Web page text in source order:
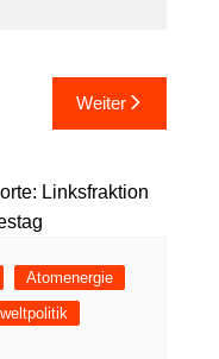
Weiter
Atomenergie